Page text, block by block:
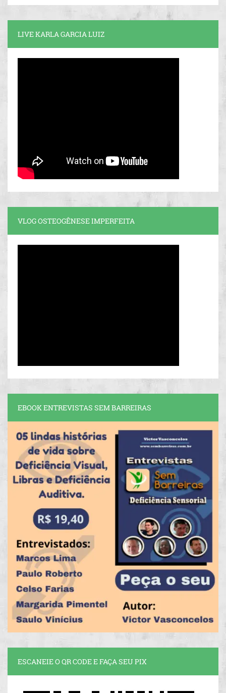
LIVE KARLA GARCIA LUIZ
VLOG OSTEOGÊNESE IMPERFEITA
EBOOK ENTREVISTAS SEM BARREIRAS
ESCANEIE O QR CODE E FAÇA SEU PIX